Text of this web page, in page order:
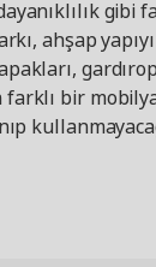
da
bir bütün haline
kapaklarınız ve
sonra geriye
eğlenceli kısmı
bir dokunuş katan
gibi
ahşap
bir mobilya